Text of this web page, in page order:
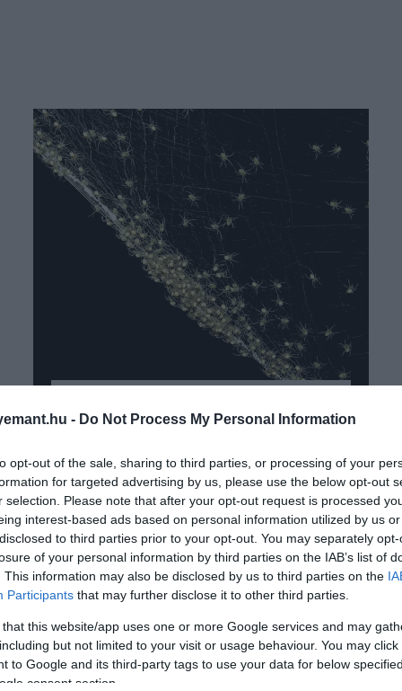
- Do Not Process My Personal Information
opt-out of the sale, sharing to third parties, or processing of your
for targeted advertising by us, please use the below opt-out
selection. Please note that after your opt-out request is processed
interest-based ads based on personal information utilized by us
to third parties prior to your opt-out. You may separately
of your personal information by third parties on the IAB’s list of
This information may also be disclosed by us to third parties on the
Participants that may further disclose it to other third parties.
that this website/app uses one or more Google services and may
but not limited to your visit or usage behaviour. You may
to Google and its third-party tags to use your data for below
consent section.
sorozatának egyik jelenete nemcsak
a nézőket, de még Sir David
Attenborough-t is megrendítette. A
Parenthood (Szülőség) című
dokumentumsorozatban először
sikerült kamerával rögzíteni, ahogy
több mint ezer fiatal afrikai társas
saját…
Sokkoló: videón, ahogy
saját utódai felfalják a
pókanyát
HAMU ÉS GYÉMÁNT